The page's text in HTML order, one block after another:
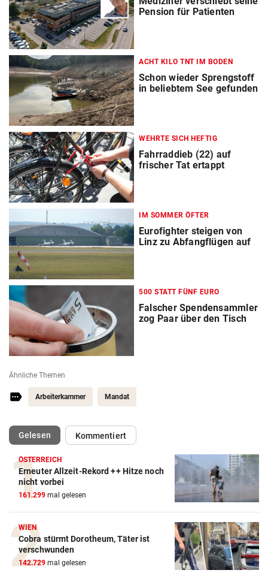
Pension für Patienten
ACHT KILO TNT IM BODEN
Schon wieder Sprengstoff
in beliebtem See gefunden
WEHRTE SICH HEFTIG
Fahrraddieb (22) auf
frischer Tat ertappt
IM SOMMER ÖFTER
Eurofighter steigen von
Linz zu Abfangflügen auf
500 STATT FÜNF EURO
Falscher Spendensammler
zog Paar über den Tisch
Ähnliche Themen
Arbeiterkammer Mandat
Gelesen(ausgewählt)Kommentiert
ÖSTERREICH
Erneuter Allzeit-Rekord ++ Hitze noch
nicht vorbei
161.299 mal gelesen
WIEN
Cobra stürmt Dorotheum, Täter ist
verschwunden
142.729 mal gelesen